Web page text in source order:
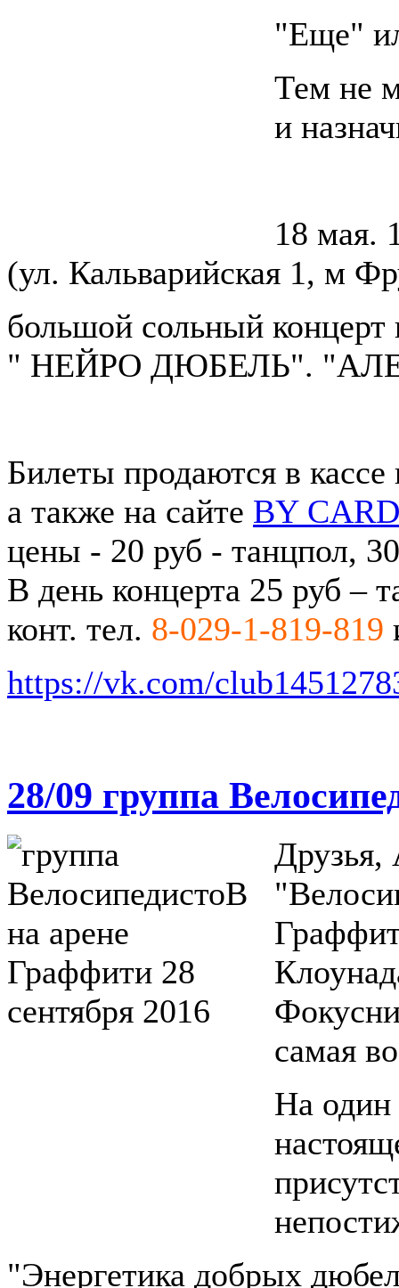
"Еще"
Тем не
и
18
(ул. Кальварийская 1, м
большой сольный концерт
" НЕЙРО ДЮБЕЛЬ".
Билеты продаются в кассе
а также на сайте BY CARD
цены - 20 руб - танцпол,
В день концерта 25 руб –
конт. тел. 8-029-1-819-819
https://vk.com/
28/09 группа
Друзья,
самая
На один
"Энергетика добрых